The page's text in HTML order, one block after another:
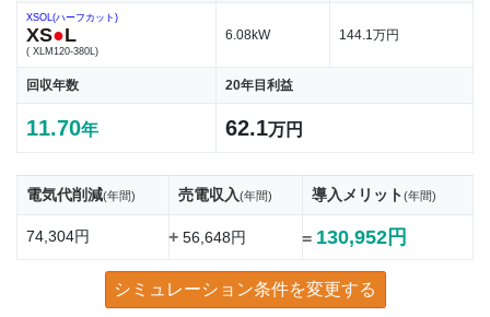
XSOL(ハーフカット)
XS●L
( XLM120-380L)
6.08kW 144.1万円
回収年数 20年目利益
11.70年 62.1万円
電気代削減(年間) 売電収入(年間) 導入メリット(年間)
74,304円 +56,648円 = 130,952円
シミュレーション条件を変更する